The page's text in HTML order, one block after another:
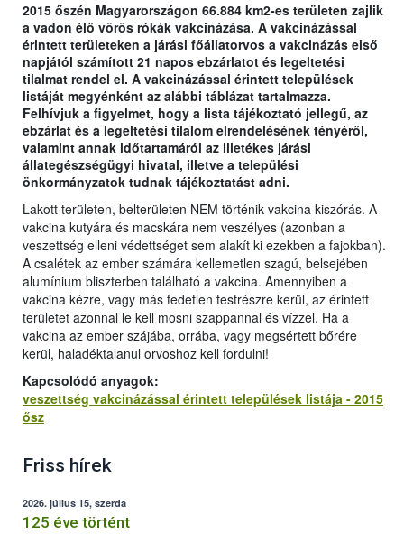
2015 őszén Magyarországon 66.884 km2-es területen zajlik
a vadon élő vörös rókák vakcinázása. A vakcinázással
érintett területeken a járási főállatorvos a vakcinázás első
napjától számított 21 napos ebzárlatot és legeltetési
tilalmat rendel el. A vakcinázással érintett települések
listáját megyénként az alábbi táblázat tartalmazza.
Felhívjuk a figyelmet, hogy a lista tájékoztató jellegű, az
ebzárlat és a legeltetési tilalom elrendelésének tényéről,
valamint annak időtartamáról az illetékes járási
állategészségügyi hivatal, illetve a települési
önkormányzatok tudnak tájékoztatást adni.
Lakott területen, belterületen NEM történik vakcina kiszórás. A
vakcina kutyára és macskára nem veszélyes (azonban a
veszettség elleni védettséget sem alakít ki ezekben a fajokban).
A csalétek az ember számára kellemetlen szagú, belsejében
alumínium bliszterben található a vakcina. Amennyiben a
vakcina kézre, vagy más fedetlen testrészre kerül, az érintett
területet azonnal le kell mosni szappannal és vízzel. Ha a
vakcina az ember szájába, orrába, vagy megsértett bőrére
kerül, haladéktalanul orvoshoz kell fordulni!
Kapcsolódó anyagok:
veszettség vakcinázással érintett települések listája - 2015
ősz
Friss hírek
2026. július 15, szerda
125 éve történt